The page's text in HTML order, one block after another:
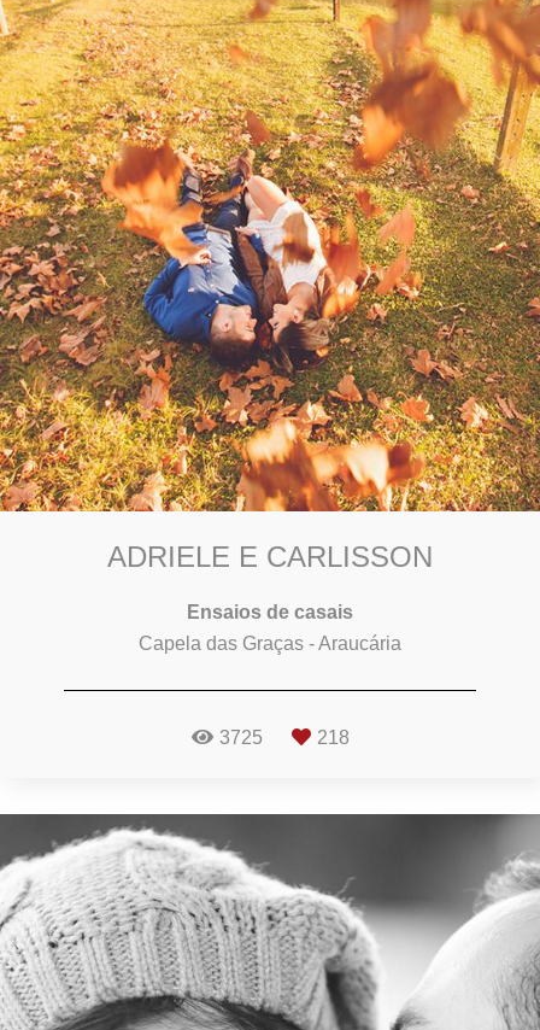
ADRIELE E CARLISSON
Ensaios de casais
Capela das Graças - Araucária
3725 218